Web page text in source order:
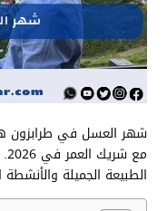
شهر العسل في طرابزون
الطبيعة الجميلة والأنشطة